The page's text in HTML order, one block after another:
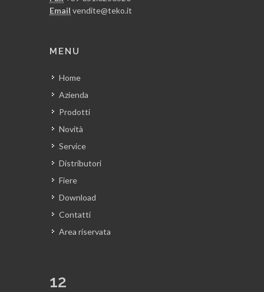
Email vendite@teko.it
MENU
Home
Azienda
Prodotti
Novità
Service
Distributori
Fiere
Download
Contatti
Area riservata
12